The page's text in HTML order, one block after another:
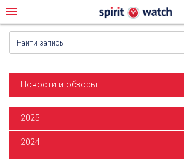
menu
Новости и обзоры
2025
2024